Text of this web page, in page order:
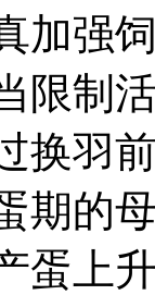
加强
限制
换羽
期的
蛋上